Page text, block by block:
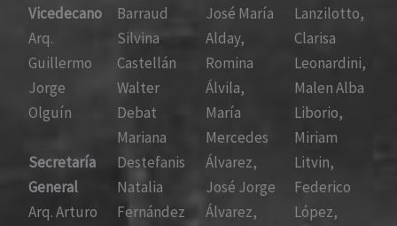
Vicedecano
Arq.
Guillermo
Jorge
Olguín
Secretaría
General
Arq. Arturo
Barraud
Silvina
Castellán
Walter
Debat
Mariana
Destefanis
Natalia
Fernández
José María
Alday,
Romina
Álvila,
María
Mercedes
Álvarez,
José Jorge
Álvarez,
Lanzilotto,
Clarisa
Leonardini,
Malen Alba
Liborio,
Miriam
Litvin,
Federico
López,